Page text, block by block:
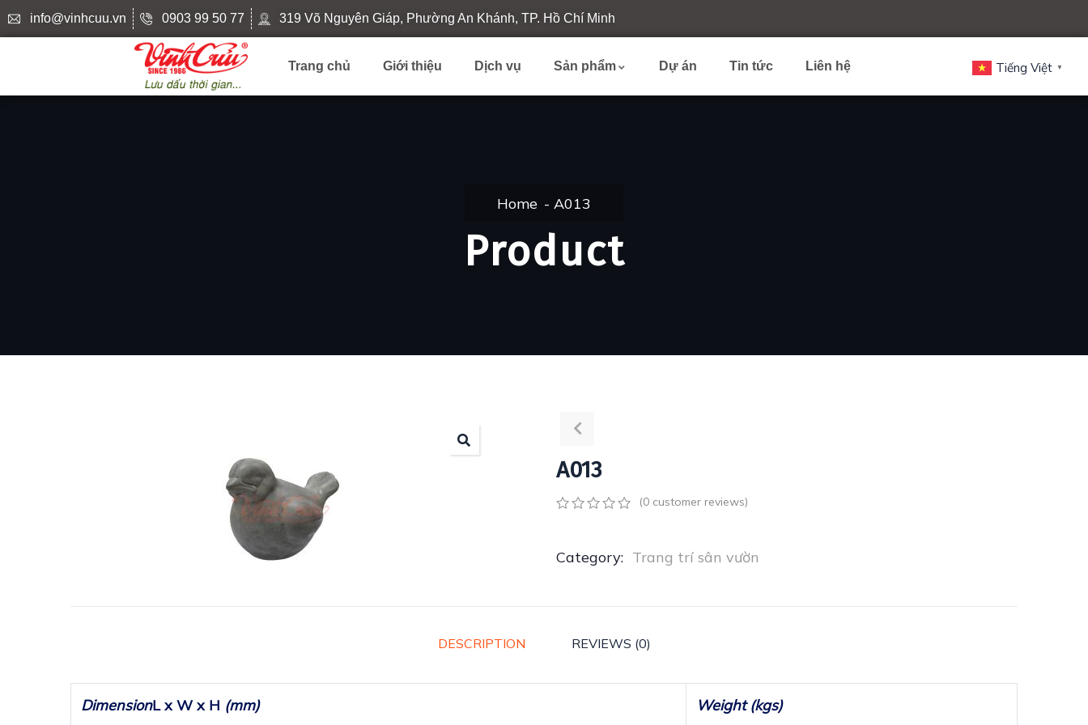
info@vinhcuu.vn 0903 99 50 77 319 Võ Nguyên Giáp, Phường An Khánh, TP. Hồ Chí Minh
Trang chủ Giới thiệu Dịch vụ Sản phẩm Dự án Tin tức Liên hệ Tiếng Việt ▼
Home A013
Product
A013
of
based
(0 customer reviews)
Category: Trang trí sân vườn
DESCRIPTION REVIEWS (0)
DimensionL x W x H (mm) Weight (kgs)